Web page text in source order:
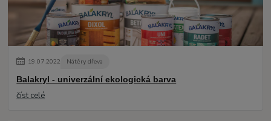
19.07.2022 Nátěry dřeva
Balakryl - univerzální ekologická barva
číst celé